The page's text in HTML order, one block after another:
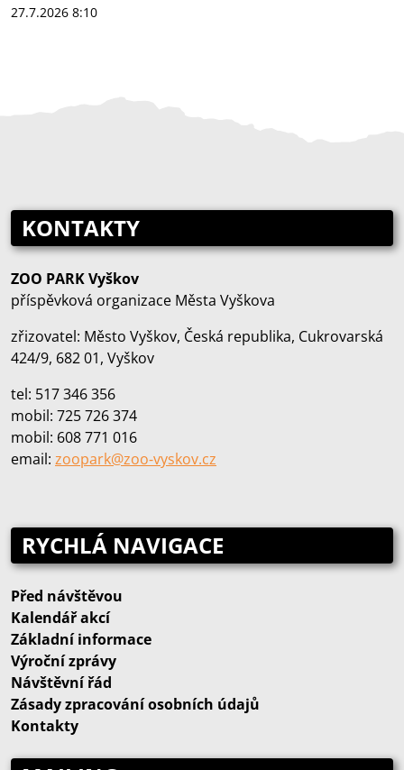
27.7.2026 8:10
KONTAKTY
ZOO PARK Vyškov
příspěvková organizace Města Vyškova
zřizovatel: Město Vyškov, Česká republika, Cukrovarská
424/9, 682 01, Vyškov
tel: 517 346 356
mobil: 725 726 374
mobil: 608 771 016
email: zoopark@zoo‑vyskov.cz
RYCHLÁ NAVIGACE
Před návštěvou
Kalendář akcí
Základní informace
Výroční zprávy
Návštěvní řád
Zásady zpracování osobních údajů
Kontakty